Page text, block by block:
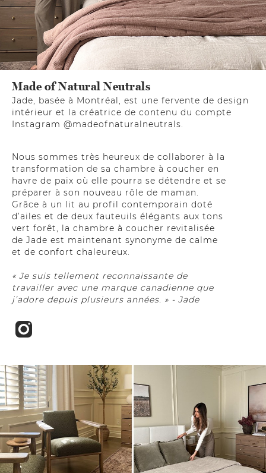
Made of Natural Neutrals
Jade, basée à Montréal, est une fervente de design
intérieur et la créatrice de contenu du compte
Instagram @madeofnaturalneutrals.
Nous sommes très heureux de collaborer à la
transformation de sa chambre à coucher en
havre de paix où elle pourra se détendre et se
préparer à son nouveau rôle de maman.
Grâce à un lit au profil contemporain doté
d’ailes et de deux fauteuils élégants aux tons
vert forêt, la chambre à coucher revitalisée
de Jade est maintenant synonyme de calme
et de confort chaleureux.
« Je suis tellement reconnaissante de
travailler avec une marque canadienne que
j’adore depuis plusieurs années. » - Jade